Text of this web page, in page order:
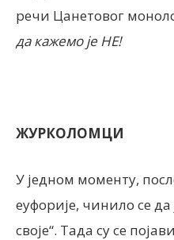
речи Цанетовог
да кажемо је НЕ!
ЖУРКОЛОМЦИ
У једном моменту,
еуфорије, чинило се
своје“. Тада су се